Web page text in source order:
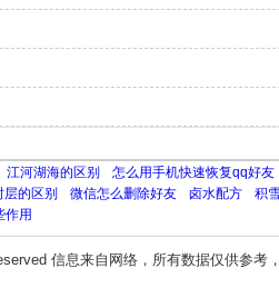
江河湖海的区别 怎么用手机快速恢复qq好友
的区别 微信怎么删除好友 卤水配方 积
作用
信息来自网络，所有数据仅供参考